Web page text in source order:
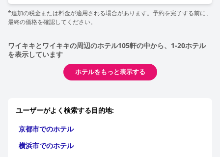
*追加の税金または料金が適用される場合があります。予約を完了する前に、
最終の価格を確認してください。
ワイキキとワイキキの周辺のホテル105軒の中から、1-20ホテル
を表示しています
ホテルをもっと表示する
ユーザーがよく検索する目的地:
京都市でのホテル
横浜市でのホテル